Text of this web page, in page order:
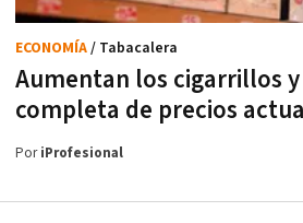
Aumentan los cigarrillos
completa de precios
ECONOMÍA/ Tabacalera
PoriProfesional